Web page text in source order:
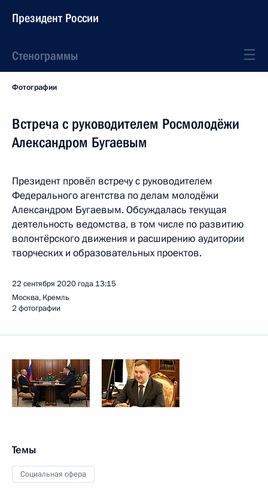
Президент России
Стенограммы
Фотографии
Встреча с руководителем Росмолодёжи
Александром Бугаевым
Президент провёл встречу с руководителем
Федерального агентства по делам молодёжи
Александром Бугаевым. Обсуждалась текущая
деятельность ведомства, в том числе по развитию
волонтёрского движения и расширению аудитории
творческих и образовательных проектов.
22 сентября 2020 года 13:15
Москва, Кремль
2 фотографии
Темы
Социальная сфера